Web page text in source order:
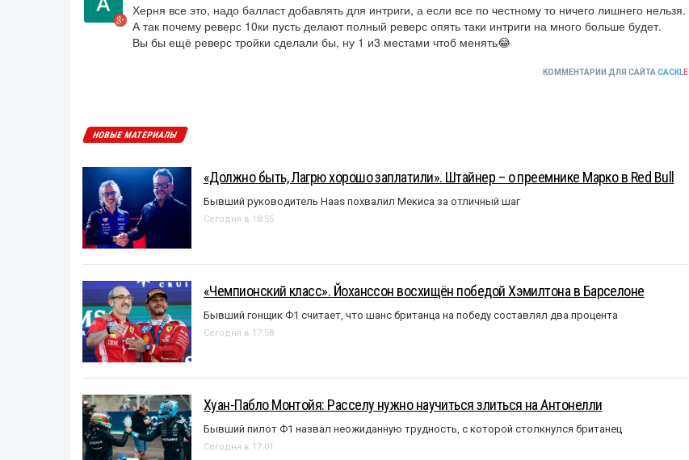
Херня все это, надо балласт добавлять для интриги, а если все по честному то ничего лишнего нельзя.
А так почему реверс 10ки пусть делают полный реверс опять таки интриги на много больше будет.
Вы бы ещё реверс тройки сделали бы, ну 1 и3 местами чтоб менять😂
КОММЕНТАРИИ ДЛЯ САЙТА CACKLE
НОВЫЕ МАТЕРИАЛЫ
«Должно быть, Лагрю хорошо заплатили». Штайнер – о преемнике Марко в Red Bull
Бывший руководитель Haas похвалил Мекиса за отличный шаг
Сегодня в 18:55
«Чемпионский класс». Йоханссон восхищён победой Хэмилтона в Барселоне
Бывший гонщик Ф1 считает, что шанс британца на победу составлял два процента
Сегодня в 17:58
Хуан-Пабло Монтойя: Расселу нужно научиться злиться на Антонелли
Бывший пилот Ф1 назвал неожиданную трудность, с которой столкнулся британец
Сегодня в 17:01